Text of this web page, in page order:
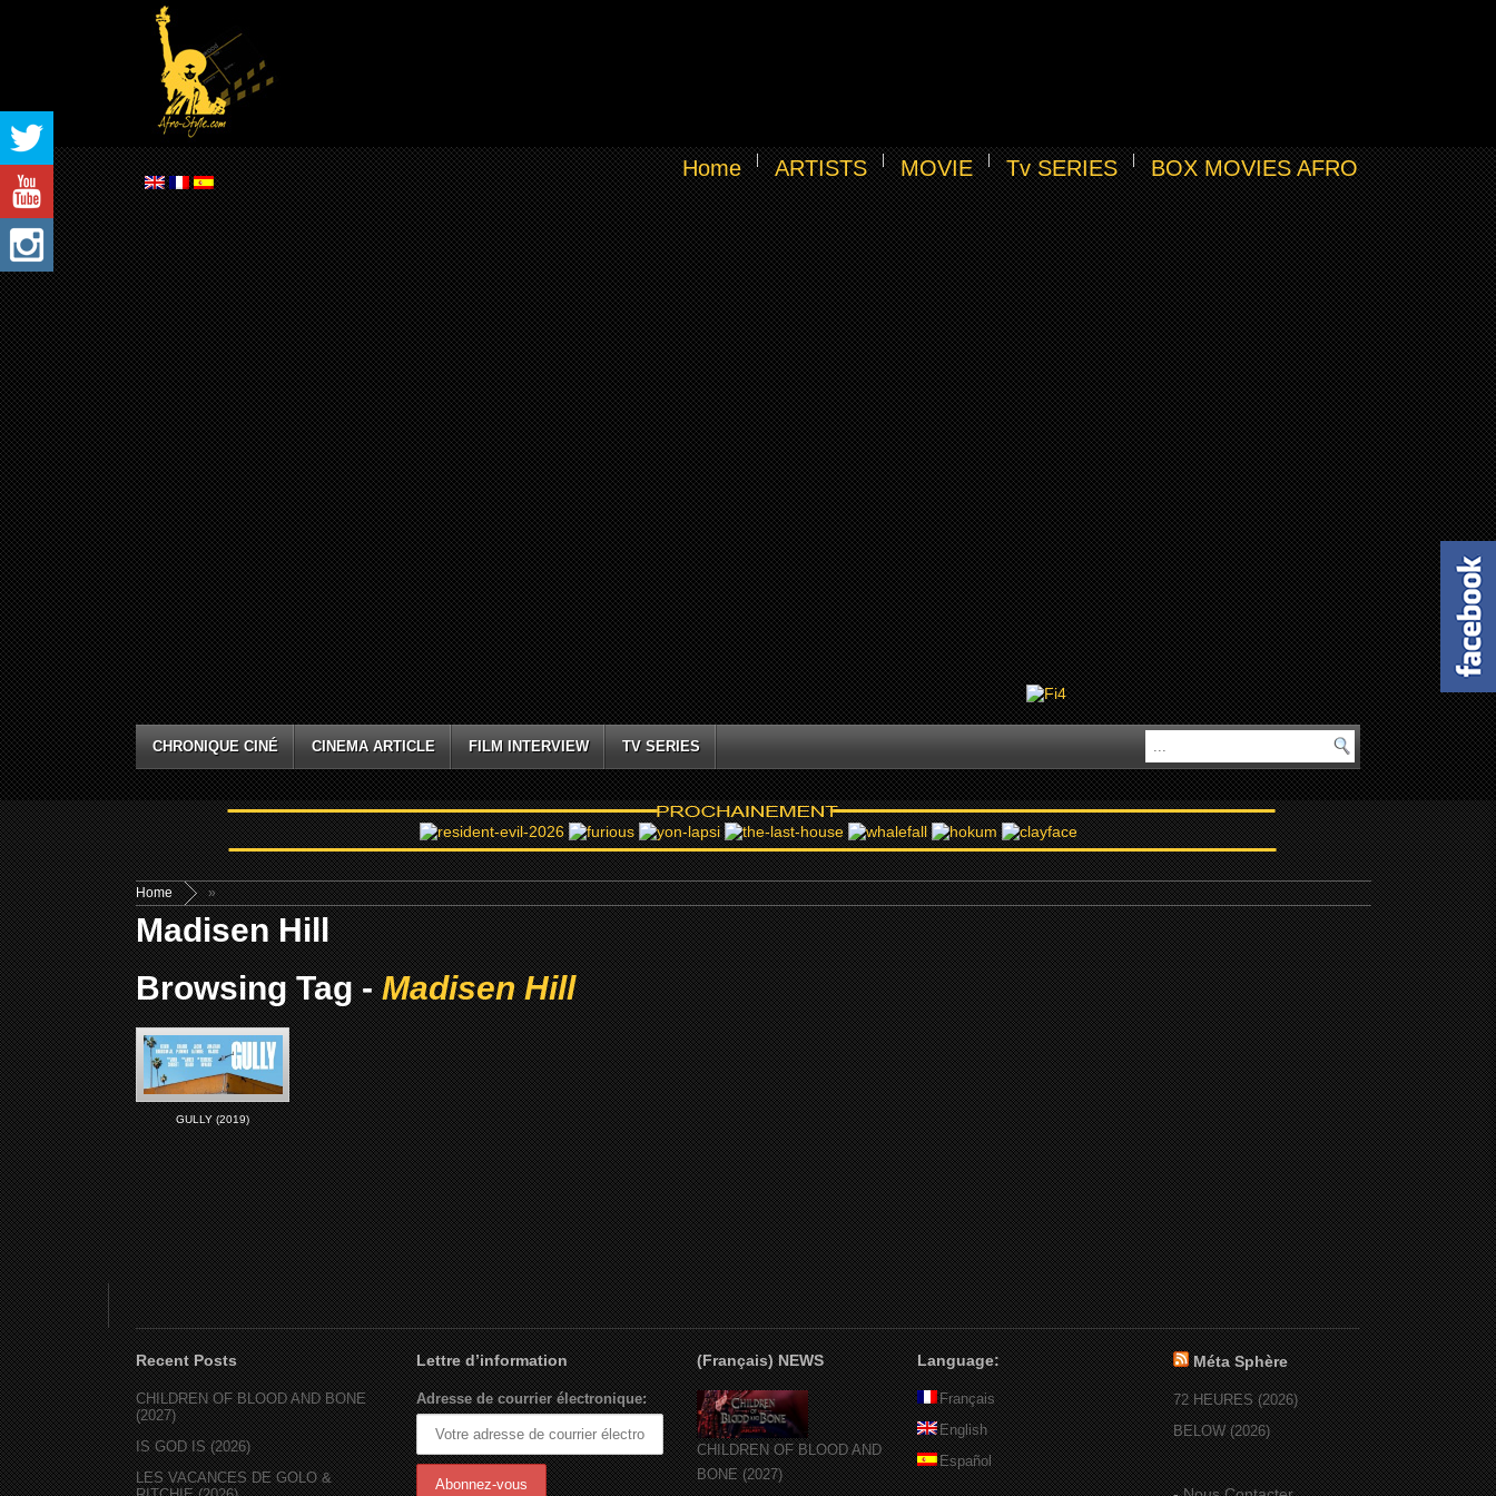
Home ARTISTS MOVIE Tv SERIES BOX MOVIES AFRO
CHRONIQUE CINÉ CINEMA ARTICLE FILM INTERVIEW TV SERIES
Home »
Madisen Hill
Browsing Tag -Madisen Hill
GULLY (2019)
Recent Posts
CHILDREN OF BLOOD AND BONE
(2027)
IS GOD IS (2026)
LES VACANCES DE GOLO &
Lettre d’information
Adresse de courrier électronique:
(Français) NEWS
CHILDREN OF BLOOD AND
BONE (2027)
Language:
Français
English
Español
Méta Sphère
72 HEURES (2026)
BELOW (2026)